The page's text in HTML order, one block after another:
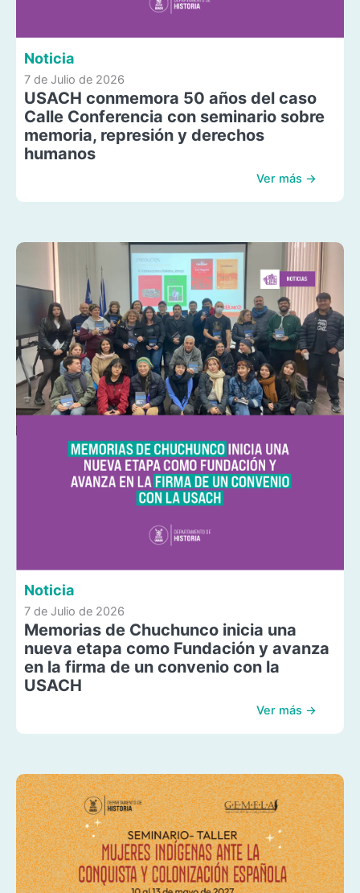
Noticia
7 de Julio de 2026
USACH conmemora 50 años del caso
Calle Conferencia con seminario sobre
memoria, represión y derechos
humanos
Ver más →
Noticia
7 de Julio de 2026
Memorias de Chuchunco inicia una
nueva etapa como Fundación y avanza
en la firma de un convenio con la
USACH
Ver más →